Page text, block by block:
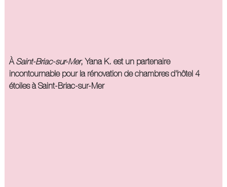
À Saint-Briac-sur-Mer, Yana K. est un partenaire
incontournable pour la rénovation de chambres d'hôtel 4
étoiles à Saint-Briac-sur-Mer